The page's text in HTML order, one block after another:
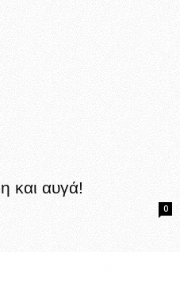
και αυγά!
0